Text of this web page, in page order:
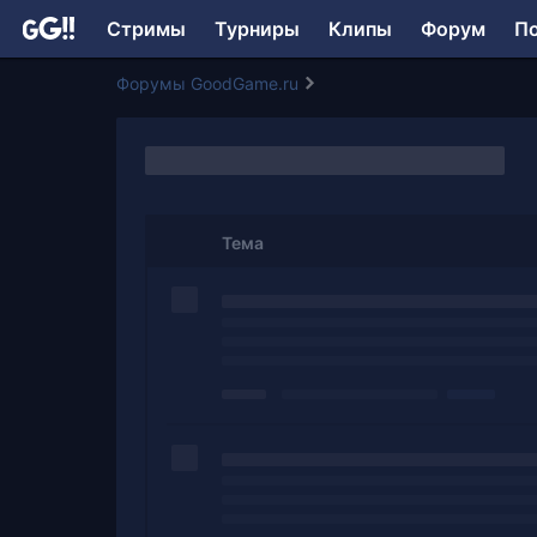
Стримы Турниры Клипы Форум
Форумы GoodGame.ru
Тема